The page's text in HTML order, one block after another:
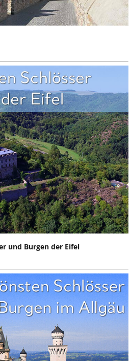
und Burgen der Eifel